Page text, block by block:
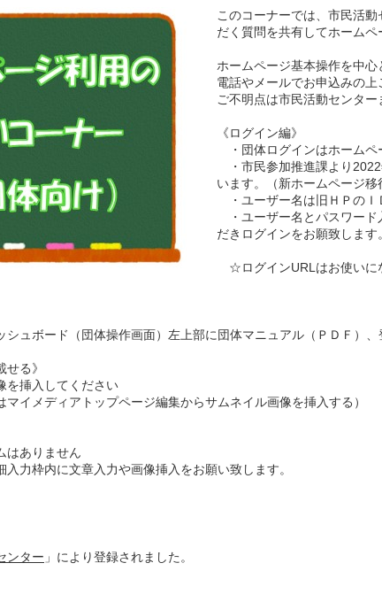
このコーナーでは、市民活
だく質問を共有してホームペ
ホームページ基本操作を中
電話やメールでお申込みの上
ご不明点は市民活動センター
《ログイン編》
・団体ログインはホームペ
・市民参加推進課より
います。（新ホームページ移
・ユーザー名は旧ＨＰのＩ
・ユーザー名とパスワード
だきログインをお願致します
☆ログインURLはお使いに
ュボード（団体操作画面）左上部に団体マニュアル（ＰＤＦ）
る》
を挿入してください
イメディアトップページ編集からサムネイル画像を挿入する）
はありません
力枠内に文章入力や画像挿入をお願い致します。
ンター 」により登録されました。